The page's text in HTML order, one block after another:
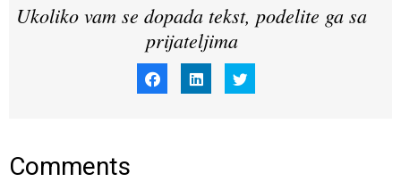
Ukoliko vam se dopada tekst, podelite ga sa
prijateljima
share share share
Comments